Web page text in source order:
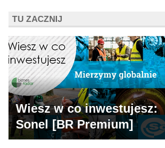
TU ZACZNIJ
Wiesz w co inwestujesz:
Sonel [BR Premium]